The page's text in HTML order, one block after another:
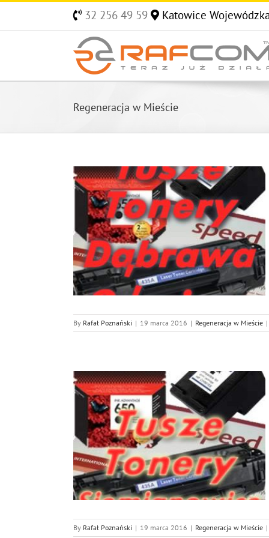
Skip
content
32 256 49 59 Katowice
Regeneracja w Mieście
By Rafał Poznański | 19 marca 2016 | Regeneracja w Mieście |
By Rafał Poznański | 19 marca 2016 | Regeneracja w Mieście |